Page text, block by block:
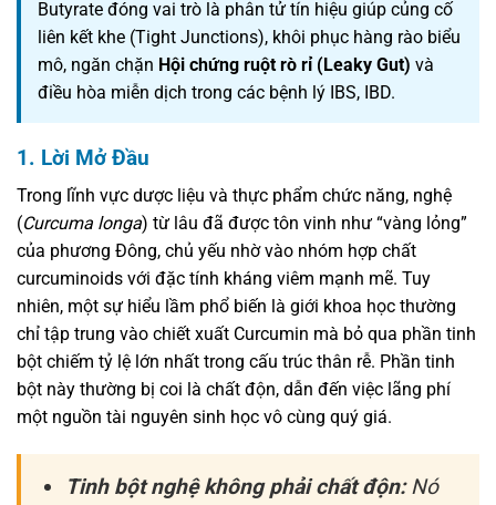
Butyrate đóng vai trò là phân tử tín hiệu giúp củng cố
liên kết khe (Tight Junctions), khôi phục hàng rào biểu
mô, ngăn chặn Hội chứng ruột rò rỉ (Leaky Gut) và
điều hòa miễn dịch trong các bệnh lý IBS, IBD.
1. Lời Mở Đầu
Trong lĩnh vực dược liệu và thực phẩm chức năng, nghệ
(Curcuma longa) từ lâu đã được tôn vinh như “vàng lỏng”
của phương Đông, chủ yếu nhờ vào nhóm hợp chất
curcuminoids với đặc tính kháng viêm mạnh mẽ. Tuy
nhiên, một sự hiểu lầm phổ biến là giới khoa học thường
chỉ tập trung vào chiết xuất Curcumin mà bỏ qua phần tinh
bột chiếm tỷ lệ lớn nhất trong cấu trúc thân rễ. Phần tinh
bột này thường bị coi là chất độn, dẫn đến việc lãng phí
một nguồn tài nguyên sinh học vô cùng quý giá.
Tinh bột nghệ không phải chất độn:Nó